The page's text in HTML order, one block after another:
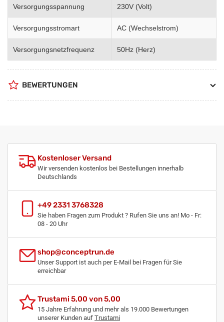
Versorgungsspannung 230V (Volt)
Versorgungsstromart AC (Wechselstrom)
Versorgungsnetzfrequenz 50Hz (Herz)
BEWERTUNGEN
Kostenloser Versand
Wir versenden kostenlos bei Bestellungen innerhalb
Deutschlands
+49 2331 3768328
Sie haben Fragen zum Produkt ? Rufen Sie uns an! Mo - Fr:
08 - 20 Uhr
shop@conceptrun.de
Unser Support ist auch per E-Mail bei Fragen für Sie
erreichbar
Trustami 5,00 von 5,00
15 Jahre Erfahrung und mehr als 19.000 Bewertungen
unserer Kunden auf Trustami